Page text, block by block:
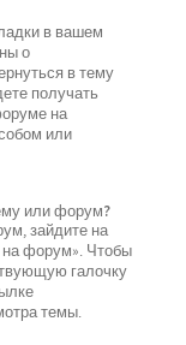
в вашем
о
в тему
получать
на
или
или форум?
зайдите на
на форум». Чтобы
галочку
темы.